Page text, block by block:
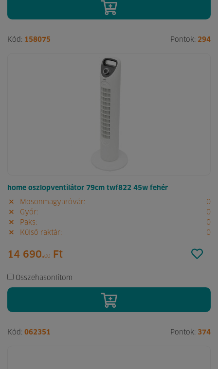
Kód: 158075 Pontok: 294
home oszlopventilátor 79cm twf822 45w fehér
Mosonmagyaróvár:
0
Győr:
0
Paks:
0
Külső raktár:
0
14 690.00 Ft
Összehasonlítom
Kód: 062351 Pontok: 374